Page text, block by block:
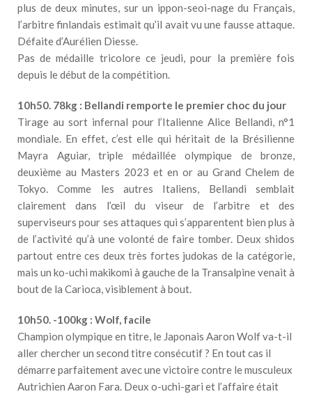
plus de deux minutes, sur un ippon-seoi-nage du Français,
l’arbitre finlandais estimait qu’il avait vu une fausse attaque.
Défaite d’Aurélien Diesse.
Pas de médaille tricolore ce jeudi, pour la première fois
depuis le début de la compétition.
10h50. 78kg : Bellandi remporte le premier choc du jour
Tirage au sort infernal pour l’Italienne Alice Bellandi, n°1
mondiale. En effet, c’est elle qui héritait de la Brésilienne
Mayra Aguiar, triple médaillée olympique de bronze,
deuxième au Masters 2023 et en or au Grand Chelem de
Tokyo. Comme les autres Italiens, Bellandi semblait
clairement dans l’œil du viseur de l’arbitre et des
superviseurs pour ses attaques qui s’apparentent bien plus à
de l’activité qu’à une volonté de faire tomber. Deux shidos
partout entre ces deux très fortes judokas de la catégorie,
mais un ko-uchi makikomi à gauche de la Transalpine venait à
bout de la Carioca, visiblement à bout.
10h50. -100kg : Wolf, facile
Champion olympique en titre, le Japonais Aaron Wolf va-t-il
aller chercher un second titre consécutif ? En tout cas il
démarre parfaitement avec une victoire contre le musculeux
Autrichien Aaron Fara. Deux o-uchi-gari et l’affaire était